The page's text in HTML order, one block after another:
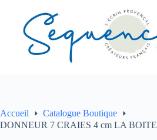
contenu
Accueil
Catalogue Boutique
DONNEUR 7 CRAIES 4 cm LA BOITE